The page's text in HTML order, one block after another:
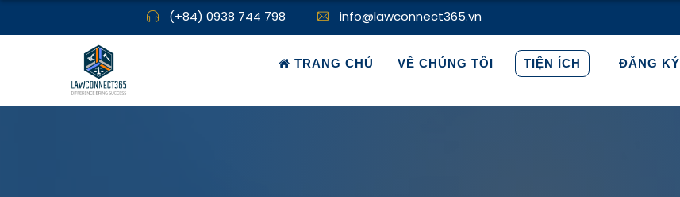
(+84) 0938 744 798 info@lawconnect365.vn
TRANG CHỦ VỀ CHÚNG TÔI TIỆN ÍCH ĐĂNG KÝ